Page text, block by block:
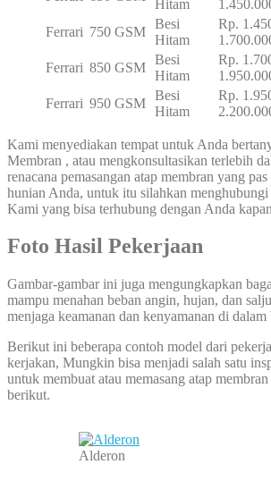
Hitam
Ferrari 750 GSM
Besi
Hitam
Rp.
Ferrari 850 GSM
Besi
Hitam
Rp.
Ferrari 950 GSM
Besi
Hitam
Rp.
Kami menyediakan tempat untuk Anda
Membran , atau mengkonsultasikan terlebih
renacana pemasangan atap membran yang
hunian Anda, untuk itu silahkan menghubungi
Kami yang bisa terhubung dengan Anda
Foto Hasil Pekerjaan
Gambar-gambar ini juga mengungkapkan
mampu menahan beban angin, hujan, dan
menjaga keamanan dan kenyamanan di dalam
Berikut ini beberapa contoh model dari
kerjakan, Mungkin bisa menjadi salah satu
untuk membuat atau memasang atap
berikut.
Alderon